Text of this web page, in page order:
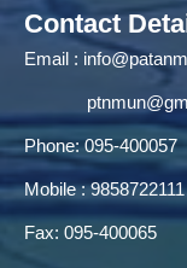
Contact
Email :
Phone: 095-400057
Mobile : 9858722111
Fax: 095-400065